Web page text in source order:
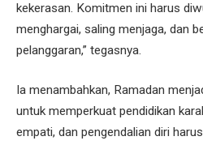
kekerasan. Komitmen ini harus
menghargai, saling menjaga, dan
pelanggaran,” tegasnya.
Ia menambahkan, Ramadan
untuk memperkuat pendidikan
empati, dan pengendalian diri